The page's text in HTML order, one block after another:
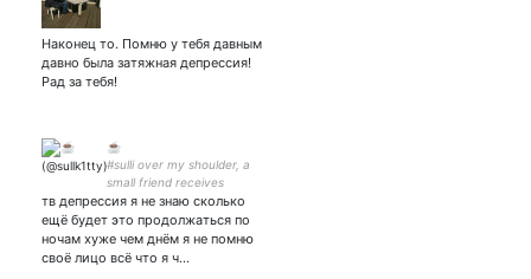
Наконец то. Помню у тебя давным
давно была затяжная депрессия!
Рад за тебя!
☕︎
#sulli over my shoulder, a
small friend receives
memories. they easily take
away my windblown colors.
тв депрессия я не знаю сколько
ещё будет это продолжаться по
ночам хуже чем днём я не помню
своё лицо всё что я ч…